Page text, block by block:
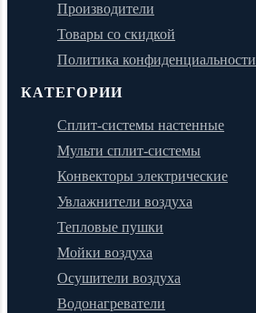
Производители
Товары со скидкой
Политика конфиденциальности
КАТЕГОРИИ
Сплит-системы настенные
Мульти сплит-системы
Конвекторы электрические
Увлажнители воздуха
Тепловые пушки
Мойки воздуха
Осушители воздуха
Водонагреватели